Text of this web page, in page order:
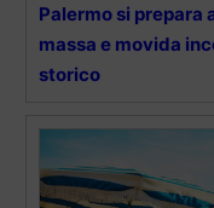
Palermo si prepara
massa e movida
storico